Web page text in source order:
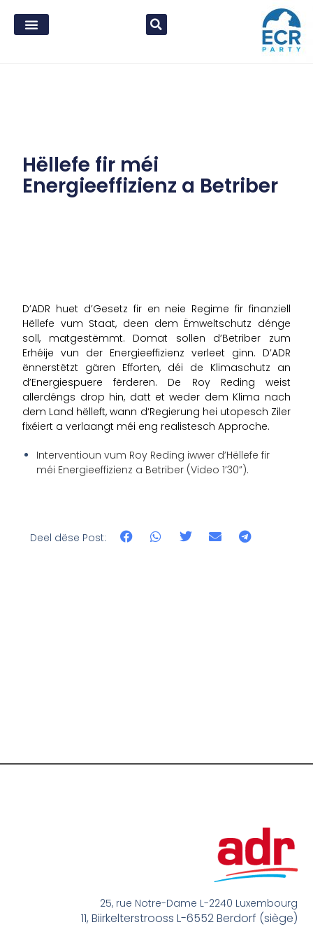
Hëllefe fir méi
Energieeffizienz a Betriber
D’ADR huet d’Gesetz fir en neie Regime fir finanziell
Hëllefe vum Staat, deen dem Ëmweltschutz dénge
soll, matgestëmmt. Domat sollen d’Betriber zum
Erhéije vun der Energieeffizienz verleet ginn. D’ADR
ënnerstëtzt gären Efforten, déi de Klimaschutz an
d’Energiespuere fërderen. De Roy Reding weist
allerdéngs drop hin, datt et weder dem Klima nach
dem Land hëlleft, wann d‘Regierung hei utopesch Ziler
fixéiert a verlaangt méi eng realistesch Approche.
Interventioun vum Roy Reding iwwer d’Hëllefe fir
méi Energieeffizienz a Betriber (Video 1’30”).
Deel dëse Post:
25, rue Notre-Dame L-2240 Luxembourg
11, Biirkelterstrooss L-6552 Berdorf (siège)